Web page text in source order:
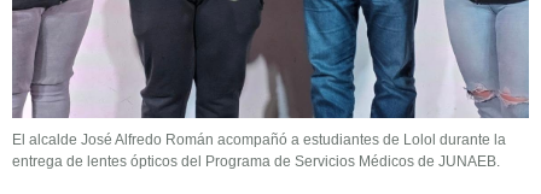
El alcalde José Alfredo Román acompañó a estudiantes de Lolol durante la
entrega de lentes ópticos del Programa de Servicios Médicos de JUNAEB.